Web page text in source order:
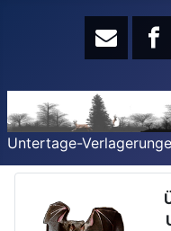
Untertage-